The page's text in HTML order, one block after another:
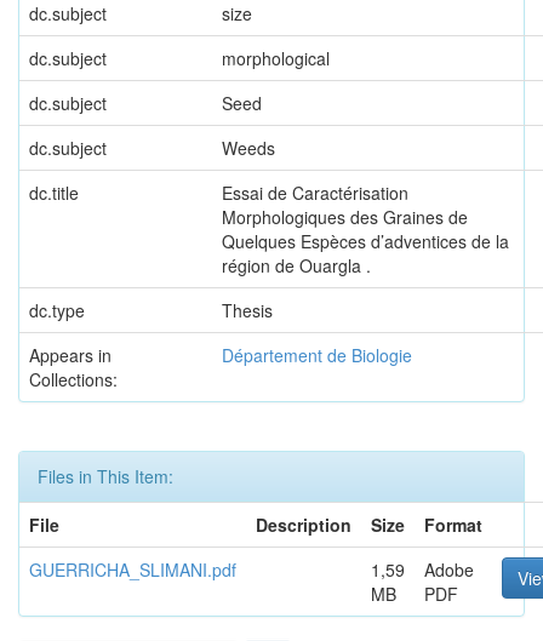
dc.subject
size
dc.subject
morphological
dc.subject
Seed
dc.subject
Weeds
dc.title
Essai de Caractérisation
Morphologiques des Graines de
Quelques Espèces d’adventices de la
région de Ouargla .
dc.type
Thesis
Appears in
Collections:
Département de Biologie
Files in This Item:
File
Description Size
Format
GUERRICHA_SLIMANI.pdf
1,59
MB
Adobe
PDF